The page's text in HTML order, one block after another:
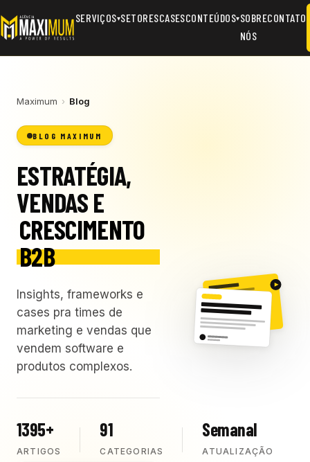
SERVIÇOS▾SETORESCASESCONTEÚDOS▾SOBRE
NÓS
CONTATO
Maximum › Blog
BLOG MAXIMUM
ESTRATÉGIA,
VENDAS E
CRESCIMENTO
B2B
Insights, frameworks e
cases pra times de
marketing e vendas que
vendem software e
produtos complexos.
1395+
ARTIGOS
91
CATEGORIAS
Semanal
ATUALIZAÇÃO